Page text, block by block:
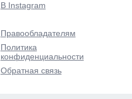
В Instagram
Правообладателям
Политика
конфиденциальности
Обратная связь